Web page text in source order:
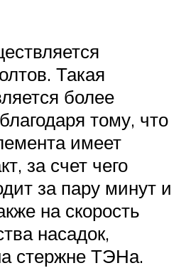
Такая
более
тому, что
имеет
за счет чего
за пару минут и
на скорость
насадок,
стержне ТЭНа.